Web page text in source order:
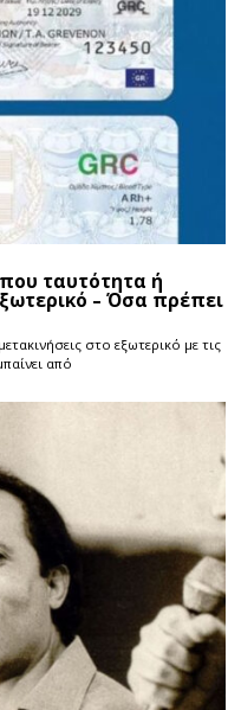
ταυτότητα ή
– Όσα πρέπει
στο εξωτερικό με τις
από